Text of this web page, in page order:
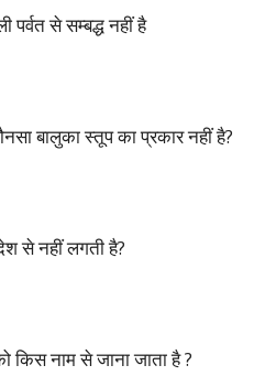
पर्वत से सम्बद्ध नहीं है
बालुका स्तूप का प्रकार नहीं है?
से नहीं लगती है?
किस नाम से जाना जाता है ?